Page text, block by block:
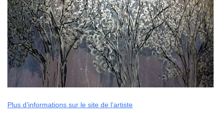
Plus d’informations sur le site de l’artiste